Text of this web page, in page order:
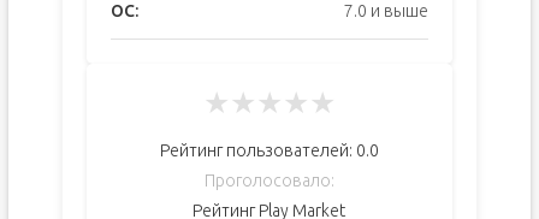
ОС: 7.0 и выше
★★★★★
Рейтинг пользователей: 0.0
Проголосовало:
Рейтинг Play Market